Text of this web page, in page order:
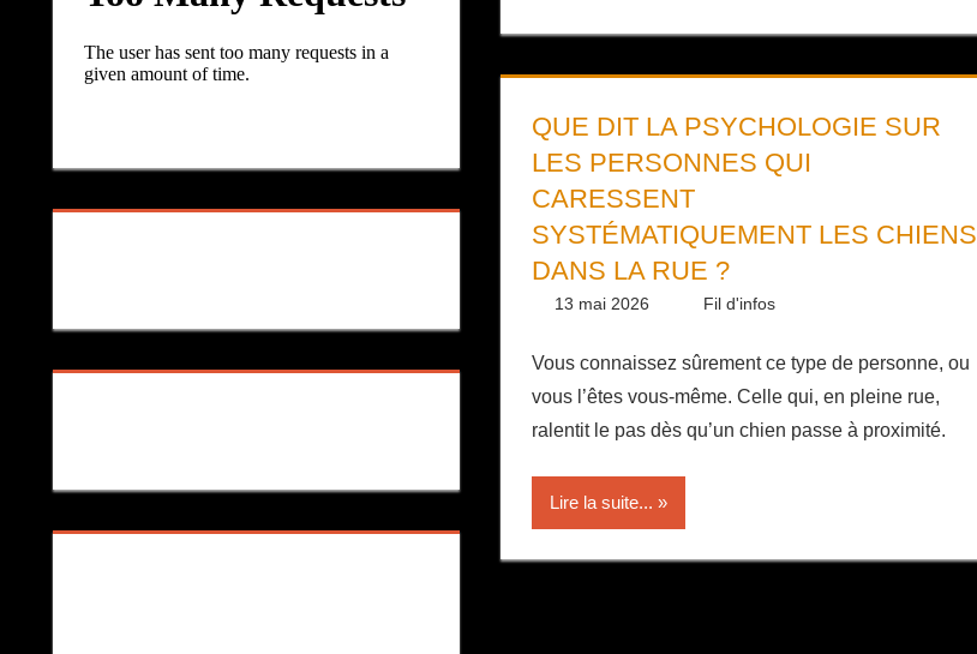
QUE DIT LA PSYCHOLOGIE SUR
LES PERSONNES QUI
CARESSENT
SYSTÉMATIQUEMENT LES CHIENS
DANS LA RUE ?
13 mai 2026 Daniel
Fil d'infos
Vous connaissez sûrement ce type de personne, ou
vous l’êtes vous-même. Celle qui, en pleine rue,
ralentit le pas dès qu’un chien passe à proximité.
Lire la suite...